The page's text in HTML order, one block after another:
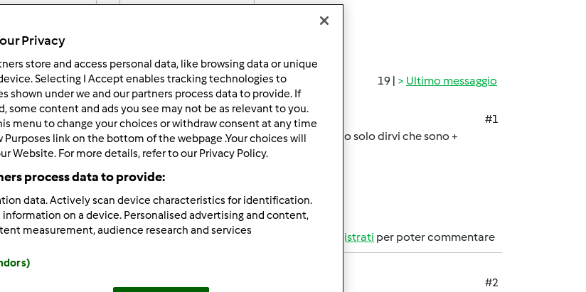
19 | Ultimo messaggio
#1
TM5 dal mese di ottobre, dopo aver avuto il TM31 per 9 anni e posso solo dirvi che sono +
registrati per poter commentare
#2
Privacy
store and access personal data, like browsing data or unique
Selecting I Accept enables tracking technologies to
shown under we and our partners process data to provide. If
some content and ads you see may not be as relevant to you.
menu to change your choices or withdraw consent at any time
Purposes link on the bottom of the webpage .Your choices will
Website. For more details, refer to our Privacy Policy.
process data to provide:
data. Actively scan device characteristics for identification.
information on a device. Personalised advertising and content,
measurement, audience research and services